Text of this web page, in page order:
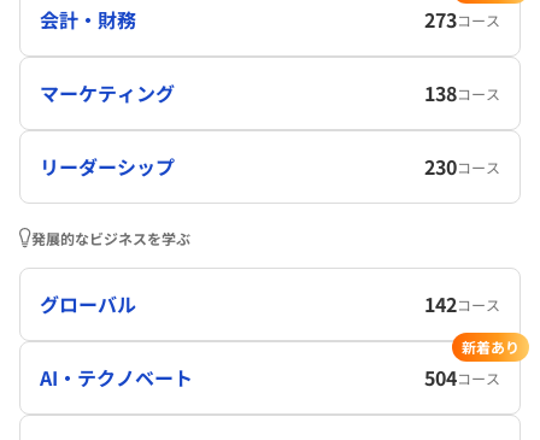
会計・財務 273コース
マーケティング 138コース
リーダーシップ 230コース
発展的なビジネスを学ぶ
グローバル 142コース
AI・テクノベート 504コース
新着あり